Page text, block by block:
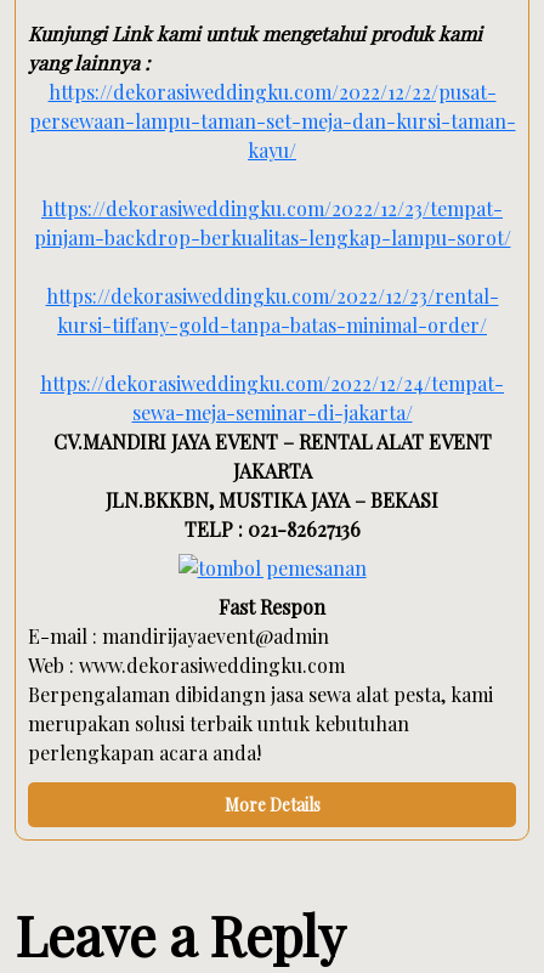
Kunjungi Link kami untuk mengetahui produk kami
yang lainnya :
https://dekorasiweddingku.com/2022/12/22/pusat-
persewaan-lampu-taman-set-meja-dan-kursi-taman-
kayu/
https://dekorasiweddingku.com/2022/12/23/tempat-
pinjam-backdrop-berkualitas-lengkap-lampu-sorot/
https://dekorasiweddingku.com/2022/12/23/rental-
kursi-tiffany-gold-tanpa-batas-minimal-order/
https://dekorasiweddingku.com/2022/12/24/tempat-
sewa-meja-seminar-di-jakarta/
CV.MANDIRI JAYA EVENT – RENTAL ALAT EVENT
JAKARTA
JLN.BKKBN, MUSTIKA JAYA – BEKASI
TELP : 021-82627136
Fast Respon
E-mail : mandirijayaevent@admin
Web : www.dekorasiweddingku.com
Berpengalaman dibidangn jasa sewa alat pesta, kami
merupakan solusi terbaik untuk kebutuhan
perlengkapan acara anda!
More Details
Leave a Reply